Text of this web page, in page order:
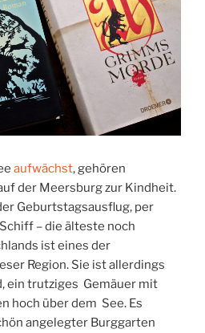
aufwächst, gehören
der Meersburg zur Kindheit.
Geburtstagsausflug, per
– die älteste noch
ist eines der
Region. Sie ist allerdings
ein trutziges Gemäuer mit
hoch über dem See. Es
angelegter Burggarten